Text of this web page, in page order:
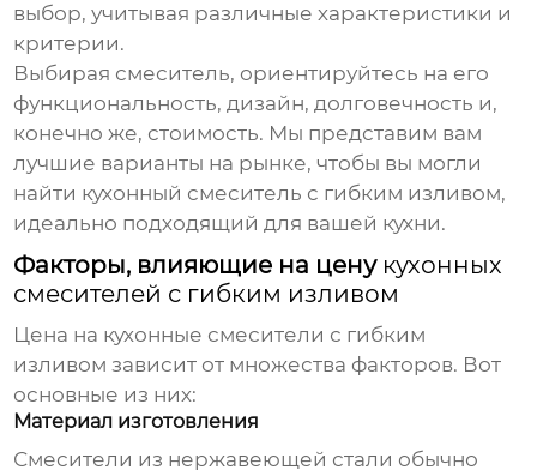
выбор, учитывая различные характеристики и
критерии.
Выбирая смеситель, ориентируйтесь на его
функциональность, дизайн, долговечность и,
конечно же, стоимость. Мы представим вам
лучшие варианты на рынке, чтобы вы могли
найти кухонный смеситель с гибким изливом,
идеально подходящий для вашей кухни.
Факторы, влияющие на цену кухонных
смесителей с гибким изливом
Цена на кухонные смесители с гибким
изливом зависит от множества факторов. Вот
основные из них:
Материал изготовления
Смесители из нержавеющей стали обычно